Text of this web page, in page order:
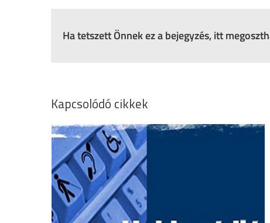
Ha tetszett Önnek ez a bejegyzés, itt
Kapcsolódó cikkek